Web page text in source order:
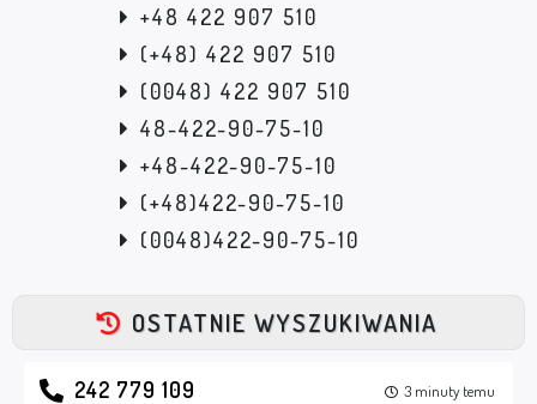
+48 422 907 510
(+48) 422 907 510
(0048) 422 907 510
48-422-90-75-10
+48-422-90-75-10
(+48)422-90-75-10
(0048)422-90-75-10
OSTATNIE WYSZUKIWANIA
242 779 109 3 minuty temu